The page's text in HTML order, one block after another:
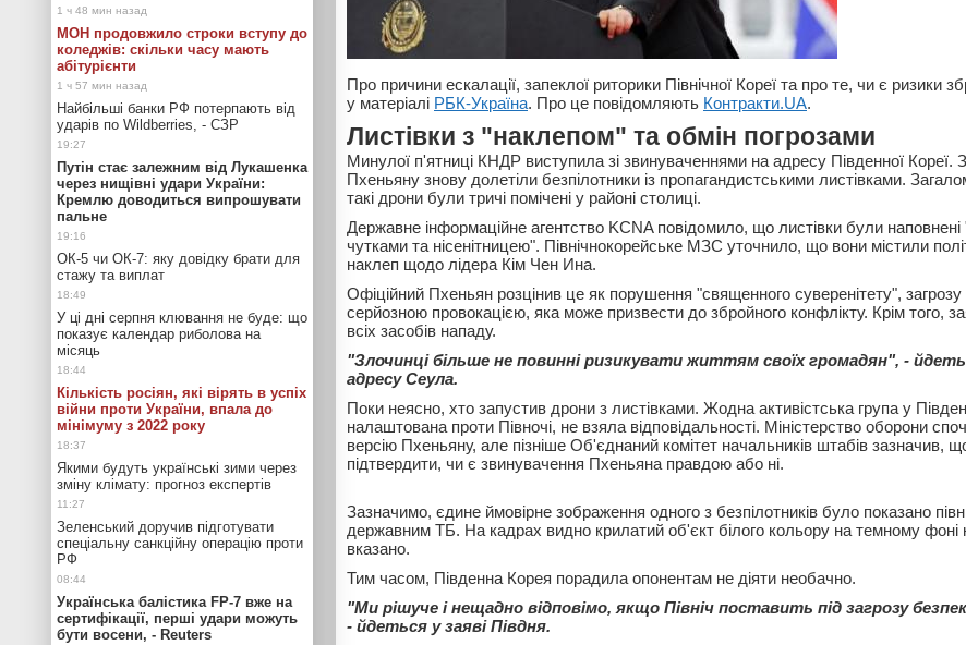
Про причини ескалації, запеклої риторики Північної Кореї та про те, чи є ризики
у матеріалі РБК-Україна. Про це повідомляють Контракти.UA.
Листівки з "наклепом" та обмін погрозами
Минулої п'ятниці КНДР виступила зі звинуваченнями на адресу Південної Кореї.
Пхеньяну знову долетіли безпілотники із пропагандистськими листівками.
такі дрони були тричі помічені у районі столиці.
Державне інформаційне агентство KCNA повідомило, що листівки були
чутками та нісенітницею". Північнокорейське МЗС уточнило, що вони містили
наклеп щодо лідера Кім Чен Ина.
Офіційний Пхеньян розцінив це як порушення "священного суверенітету", загрозу
серйозною провокацією, яка може призвести до збройного конфлікту. Крім того,
всіх засобів нападу.
"Злочинці більше не повинні ризикувати життям своїх громадян", -
адресу Сеула.
Поки неясно, хто запустив дрони з листівками. Жодна активістська група у
налаштована проти Півночі, не взяла відповідальності. Міністерство оборони
версію Пхеньяну, але пізніше Об'єднаний комітет начальників штабів зазначив,
підтвердити, чи є звинувачення Пхеньяна правдою або ні.
Зазначимо, єдине ймовірне зображення одного з безпілотників було показано
державним ТБ. На кадрах видно крилатий об'єкт білого кольору на темному фоні
вказано.
Тим часом, Південна Корея порадила опонентам не діяти необачно.
"Ми рішуче і нещадно відповімо, якщо Північ поставить під загрозу
- йдеться у заяві Півдня.
МОН продовжило строки вступу до
коледжів: скільки часу мають
абітурієнти
Найбільші банки РФ потерпають від
ударів по Wildberries, - СЗР
Путін стає залежним від Лукашенка
через нищівні удари України:
Кремлю доводиться випрошувати
пальне
ОК-5 чи ОК-7: яку довідку брати для
стажу та виплат
У ці дні серпня клювання не буде: що
показує календар риболова на
місяць
Кількість росіян, які вірять в успіх
війни проти України, впала до
мінімуму з 2022 року
Якими будуть українські зими через
зміну клімату: прогноз експертів
Зеленський доручив підготувати
спеціальну санкційну операцію проти
РФ
Українська балістика FP-7 вже на
сертифікації, перші удари можуть
бути восени, - Reuters